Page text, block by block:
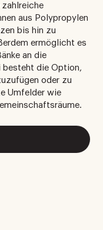
zahlreiche
aus Polypropylen
bis hin zu
ermöglicht es
an die
besteht die Option,
oder zu
Umfelder wie